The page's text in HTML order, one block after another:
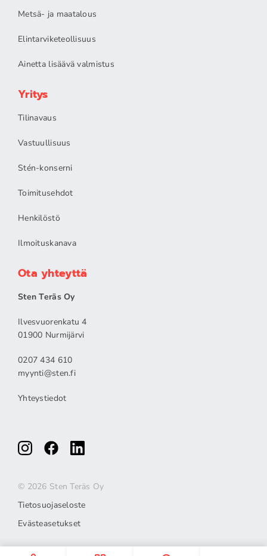
Metsä- ja maatalous
Elintarviketeollisuus
Ainetta lisäävä valmistus
Yritys
Tilinavaus
Vastuullisuus
Stén-konserni
Toimitusehdot
Henkilöstö
Ilmoituskanava
Ota yhteyttä
Sten Teräs Oy
Ilvesvuorenkatu 4
01900 Nurmijärvi
0207 434 610
myynti@sten.fi
Yhteystiedot
© 2026 Sten Teräs Oy
Tietosuojaseloste
Evästeasetukset